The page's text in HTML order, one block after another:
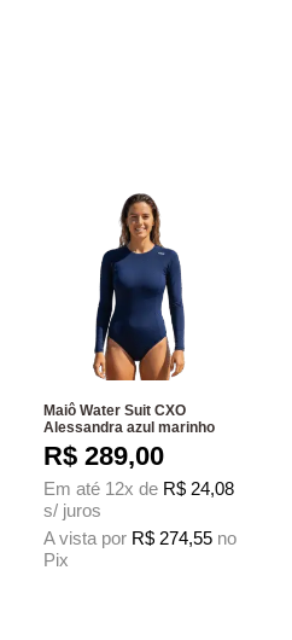
Maiô Water Suit CXO
Alessandra azul marinho
R$ 289,00
Em até 12x de R$ 24,08
s/ juros
A vista por R$ 274,55 no
Pix